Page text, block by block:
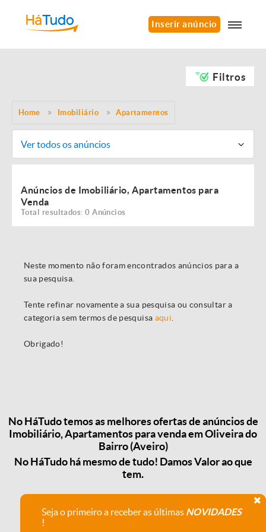
Inserir anúncio
Filtros
Home Imobiliário Apartamentos
Ver todos os anúncios
Anúncios de Imobiliário, Apartamentos para
Venda
Total resultados: 0 Anúncios
Neste momento não foram encontrados anúncios para a
sua pesquisa.
Tente refinar novamente a sua pesquisa ou consultar a
categoria sem termos de pesquisa aqui
Obrigado!
No HáTudo temos as melhores ofertas de anúncios de
Imobiliário, Apartamentos para venda em Oliveira do
Bairro (Aveiro)
No HáTudo há mesmo de tudo! Damos Valor ao que
tem.
Seja o primeiro a receber as últimas NOVIDADES
!